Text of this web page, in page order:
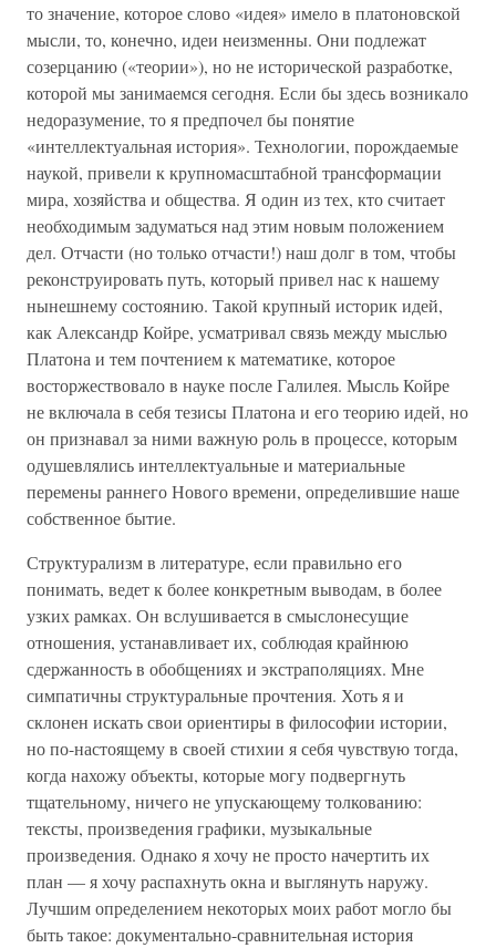
то значение, которое слово «идея» имело в платоновской
мысли, то, конечно, идеи неизменны. Они подлежат
созерцанию («теории»), но не исторической разработке,
которой мы занимаемся сегодня. Если бы здесь возникало
недоразумение, то я предпочел бы понятие
«интеллектуальная история». Технологии, порождаемые
наукой, привели к крупномасштабной трансформации
мира, хозяйства и общества. Я один из тех, кто считает
необходимым задуматься над этим новым положением
дел. Отчасти (но только отчасти!) наш долг в том, чтобы
реконструировать путь, который привел нас к нашему
нынешнему состоянию. Такой крупный историк идей,
как Александр Койре, усматривал связь между мыслью
Платона и тем почтением к математике, которое
восторжествовало в науке после Галилея. Мысль Койре
не включала в себя тезисы Платона и его теорию идей, но
он признавал за ними важную роль в процессе, которым
одушевлялись интеллектуальные и материальные
перемены раннего Нового времени, определившие наше
собственное бытие.
Структурализм в литературе, если правильно его
понимать, ведет к более конкретным выводам, в более
узких рамках. Он вслушивается в смыслонесущие
отношения, устанавливает их, соблюдая крайнюю
сдержанность в обобщениях и экстраполяциях. Мне
симпатичны структуральные прочтения. Хоть я и
склонен искать свои ориентиры в философии истории,
но по-настоящему в своей стихии я себя чувствую тогда,
когда нахожу объекты, которые могу подвергнуть
тщательному, ничего не упускающему толкованию:
тексты, произведения графики, музыкальные
произведения. Однако я хочу не просто начертить их
план — я хочу распахнуть окна и выглянуть наружу.
Лучшим определением некоторых моих работ могло бы
быть такое: документально-сравнительная история